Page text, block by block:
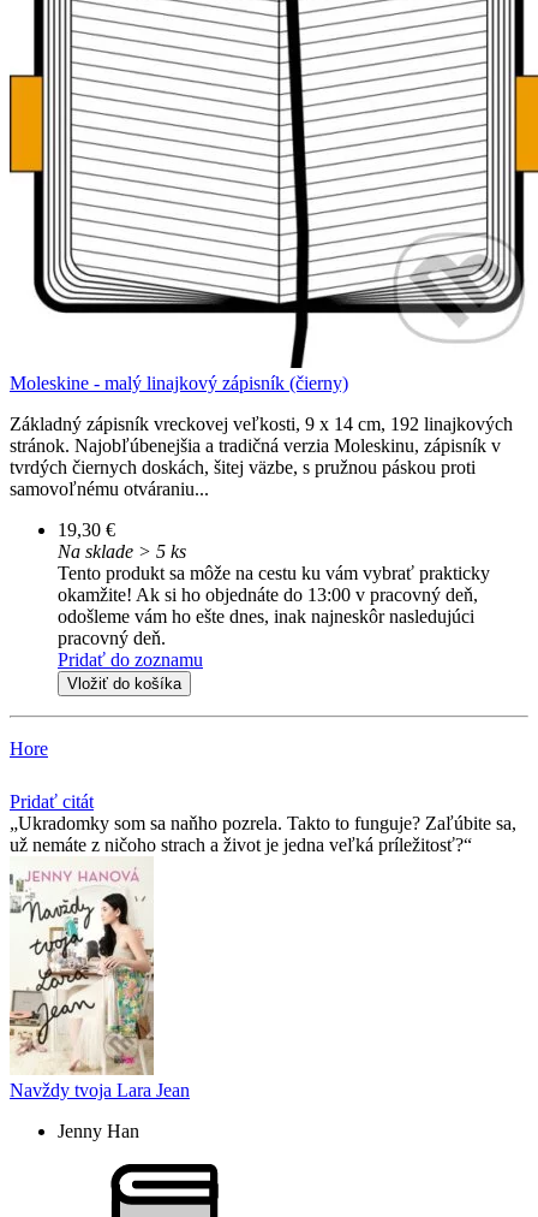
Moleskine - malý linajkový zápisník (čierny)
Základný zápisník vreckovej veľkosti, 9 x 14 cm, 192 linajkových
stránok. Najobľúbenejšia a tradičná verzia Moleskinu, zápisník v
tvrdých čiernych doskách, šitej väzbe, s pružnou páskou proti
samovoľnému otváraniu...
19,30 €
Na sklade > 5 ks
Tento produkt sa môže na cestu ku vám vybrať prakticky
okamžite! Ak si ho objednáte do 13:00 v pracovný deň,
odošleme vám ho ešte dnes, inak najneskôr nasledujúci
pracovný deň.
Pridať do zoznamu
Vložiť do košíka
Hore
Pridať citát
Ukradomky som sa naňho pozrela. Takto to funguje? Zaľúbite sa,
už nemáte z ničoho strach a život je jedna veľká príležitosť?
Navždy tvoja Lara Jean
Jenny Han